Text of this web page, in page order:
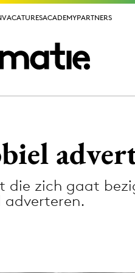
VACATURESACADEMYPARTNERS
VACATURESACADEMYPARTNERS
die zich gaat
adverteren.